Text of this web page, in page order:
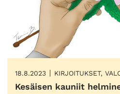
18.8.2023 KIRJOITUKSET,
Kesäisen kauniit